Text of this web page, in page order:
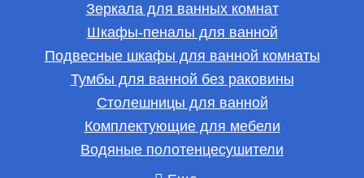
Зеркала для ванных комнат
Шкафы-пеналы для ванной
Подвесные шкафы для ванной комнаты
Тумбы для ванной без раковины
Столешницы для ванной
Комплектующие для мебели
Водяные полотенцесушители